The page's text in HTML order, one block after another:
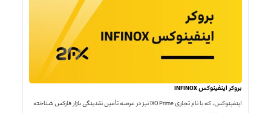
بروکر اینفینوکس INFINOX
اینفینوکس، که با نام تجاری IXO Prime نیز در عرصه تأمین نقدینگی بازار فارکس شناخته